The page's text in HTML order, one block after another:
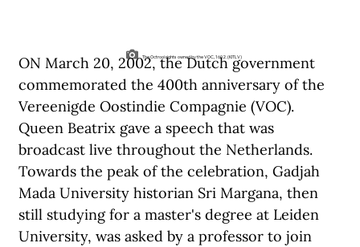
The Octrooi rights owned by the VOC, 1602. (KITLV)
ON March 20, 2002, the Dutch government
commemorated the 400th anniversary of the
Vereenigde Oostindie Compagnie (VOC).
Queen Beatrix gave a speech that was
broadcast live throughout the Netherlands.
Towards the peak of the celebration, Gadjah
Mada University historian Sri Margana, then
still studying for a master's degree at Leiden
University, was asked by a professor to join